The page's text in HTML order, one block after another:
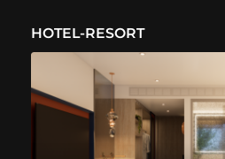
HOTEL-RESORT